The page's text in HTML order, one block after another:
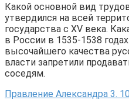
Какой основной вид
утвердился на всей
государства с XV века.
в России в 1535-1538
высочайшего качества
власти запретили
соседям.
Правление Александра 3.